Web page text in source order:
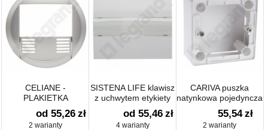
CELIANE -
PLAKIETKA
ŁĄCZNIKA
DETEKROTA RUCHU
od 55,26 zł
2 warianty
SISTENA LIFE klawisz
z uchwytem etykiety
od 55,46 zł
4 warianty
CARIVA puszka
natynkowa pojedyncza
55,54 zł
2 warianty